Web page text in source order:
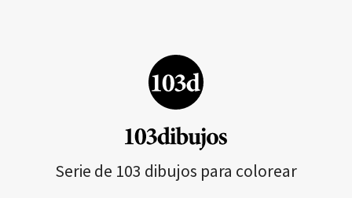
Serie de 103 dibujos para colorear